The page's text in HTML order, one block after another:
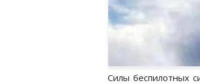
Силы беспилотных